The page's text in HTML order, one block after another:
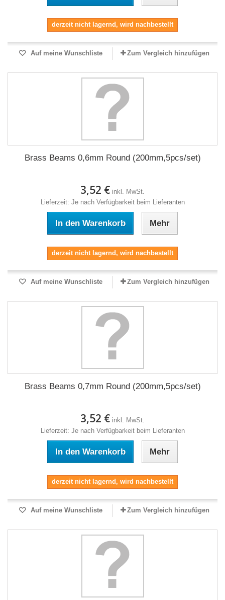
derzeit nicht lagernd, wird nachbestellt
Auf meine Wunschliste Zum Vergleich hinzufügen
Brass Beams 0,6mm Round (200mm,5pcs/set)
3,52 € inkl. MwSt.
Lieferzeit: Je nach Verfügbarkeit beim Lieferanten
In den Warenkorb Mehr
derzeit nicht lagernd, wird nachbestellt
Auf meine Wunschliste Zum Vergleich hinzufügen
Brass Beams 0,7mm Round (200mm,5pcs/set)
3,52 € inkl. MwSt.
Lieferzeit: Je nach Verfügbarkeit beim Lieferanten
In den Warenkorb Mehr
derzeit nicht lagernd, wird nachbestellt
Auf meine Wunschliste Zum Vergleich hinzufügen